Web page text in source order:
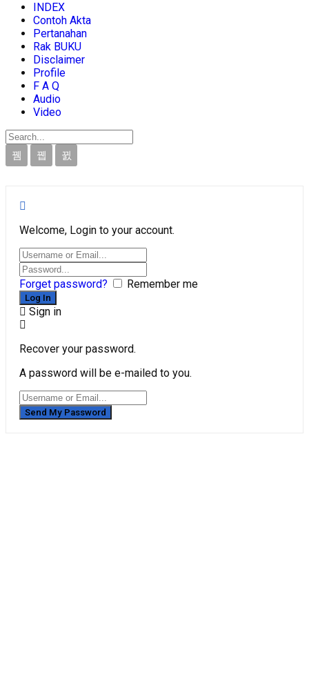
INDEX
Contoh Akta
Pertanahan
Rak BUKU
Disclaimer
Profile
F A Q
Audio
Video
Welcome, Login to your account.
Forget password? Remember me
Sign in
Recover your password.
A password will be e-mailed to you.